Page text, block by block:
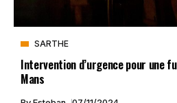
SARTHE
Intervention d’urgence pour une
Mans